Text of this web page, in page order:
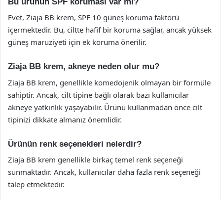
Evet, Ziaja BB krem, SPF 10 güneş koruma faktörü
içermektedir. Bu, ciltte hafif bir koruma sağlar, ancak yüksek
güneş maruziyeti için ek koruma önerilir.
Ziaja BB krem, akneye neden olur mu?
Ziaja BB krem, genellikle komedojenik olmayan bir formüle
sahiptir. Ancak, cilt tipine bağlı olarak bazı kullanıcılar
akneye yatkınlık yaşayabilir. Ürünü kullanmadan önce cilt
tipinizi dikkate almanız önemlidir.
Ürünün renk seçenekleri nelerdir?
Ziaja BB krem genellikle birkaç temel renk seçeneği
sunmaktadır. Ancak, kullanıcılar daha fazla renk seçeneği
talep etmektedir.